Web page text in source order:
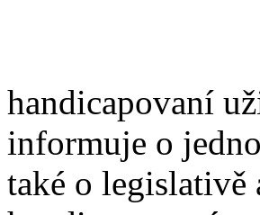
handicapovaní
informuje o
také o legislativě